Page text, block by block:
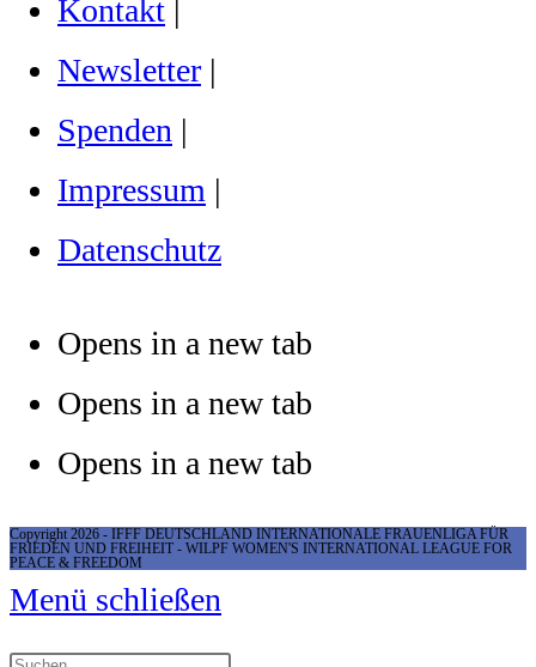
Kontakt |
Newsletter |
Spenden |
Impressum |
Datenschutz
Opens in a new tab
Opens in a new tab
Opens in a new tab
Copyright 2026 - IFFF DEUTSCHLAND INTERNATIONALE FRAUENLIGA FÜR
FRIEDEN UND FREIHEIT - WILPF WOMEN'S INTERNATIONAL LEAGUE FOR
PEACE & FREEDOM
Menü schließen